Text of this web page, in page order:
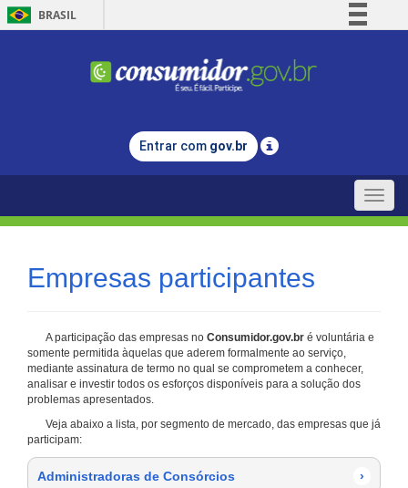
BRASIL
Comunica BR
Legislação
Entrar com gov.br
Toggle
Empresas participantes
A participação das empresas no Consumidor.gov.br é voluntária e
somente permitida àquelas que aderem formalmente ao serviço,
mediante assinatura de termo no qual se comprometem a conhecer,
analisar e investir todos os esforços disponíveis para a solução dos
problemas apresentados.
Veja abaixo a lista, por segmento de mercado, das empresas que já
participam:
Administradoras de Consórcios ›